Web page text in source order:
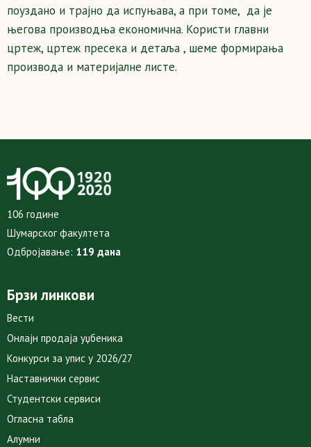
поуздано и трајно да испуњава, а при томе, да је
његова производња економична. Користи главни
цртеж, цртеж пресека и детаља , шеме формирања
производа и материјалне листе.
106 године
Шумарског факултета
Одбројавање: 119 дана
Брзи линкови
Вести
Онлајн продаја уџбеника
Конкурси за упис у 2026/27
Наставнички сервис
Студентски сервиси
Огласна табла
Алумни